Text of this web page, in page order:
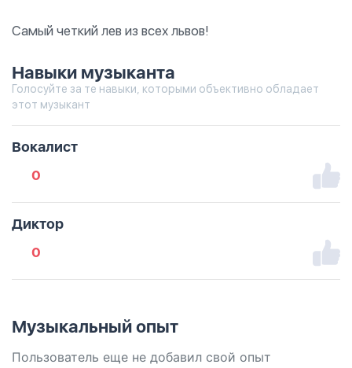
Самый четкий лев из всех львов!
Навыки музыканта
Голосуйте за те навыки, которыми объективно обладает
этот музыкант
Вокалист
0
Диктор
0
Музыкальный опыт
Пользователь еще не добавил свой опыт